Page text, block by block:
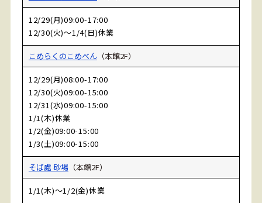
12/29(月)09:00-17:00
12/30(火)～1/4(日)休業
こめらくのこめべん（本館2F）
12/29(月)08:00-17:00
12/30(火)09:00-15:00
12/31(水)09:00-15:00
1/1(木)休業
1/2(金)09:00-15:00
1/3(土)09:00-15:00
そば處 砂場（本館2F）
1/1(木)～1/2(金)休業